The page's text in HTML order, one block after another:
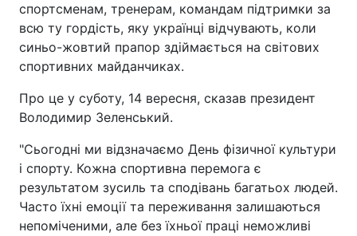
спортсменам, тренерам, командам підтримки за
всю ту гордість, яку українці відчувають, коли
синьо-жовтий прапор здіймається на світових
спортивних майданчиках.
Про це у суботу, 14 вересня, сказав президент
Володимир Зеленський.
"Сьогодні ми відзначаємо День фізичної культури
і спорту. Кожна спортивна перемога є
результатом зусиль та сподівань багатьох людей.
Часто їхні емоції та переживання залишаються
непоміченими, але без їхньої праці неможливі